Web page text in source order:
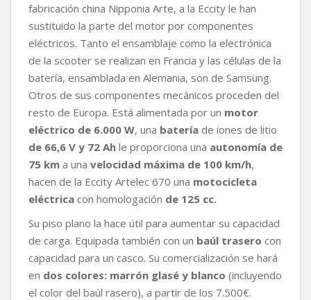
fabricación china Nipponia Arte, a la Eccity le han
sustituido la parte del motor por componentes
eléctricos. Tanto el ensamblaje como la electrónica
de la scooter se realizan en Francia y las células de la
batería, ensamblada en Alemania, son de Samsung.
Otros de sus componentes mecánicos proceden del
resto de Europa. Está alimentada por un motor
eléctrico de 6.000 W, una batería de iones de litio
de 66,6 V y 72 Ah le proporciona una autonomía de
75 km a una velocidad máxima de 100 km/h,
hacen de la Eccity Artelec 670 una motocicleta
eléctrica con homologación de 125 cc.
Su piso plano la hace útil para aumentar su capacidad
de carga. Equipada también con un baúl trasero con
capacidad para un casco. Su comercialización se hará
en dos colores: marrón glasé y blanco (incluyendo
el color del baúl rasero), a partir de los 7.500€.